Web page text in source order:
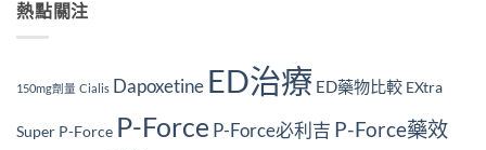
熱點關注
150mg劑量 Cialis Dapoxetine ED治療 ED藥物比較 EXtra
Super P-Force P-Force P-Force必利吉 P-Force藥效